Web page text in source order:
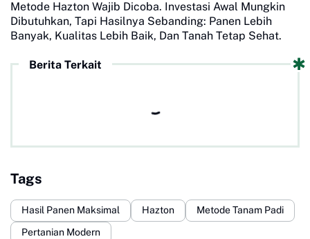
Metode Hazton Wajib Dicoba. Investasi Awal Mungkin
Dibutuhkan, Tapi Hasilnya Sebanding: Panen Lebih
Banyak, Kualitas Lebih Baik, Dan Tanah Tetap Sehat.
Berita Terkait
Tags
Hasil Panen Maksimal Hazton
Metode Tanam Padi
Pertanian Modern